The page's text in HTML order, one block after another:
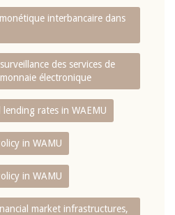
interbancaire dans
des services de
électronique
rates in WAEMU
in WAMU
in WAMU
market infrastructures,